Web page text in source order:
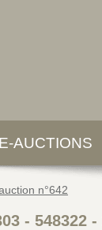
E-AUCTIONS
n°642
- 548322 -